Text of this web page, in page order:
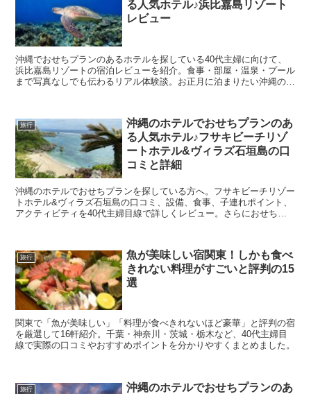
る人気ホテル♪浜比嘉島リゾート
レビュー
沖縄でおせちプランのあるホテルを探している40代主婦に向けて、
浜比嘉島リゾートの宿泊レビューを紹介。食事・部屋・温泉・プール
まで写真なしでも伝わるリアル体験談。お正月に泊まりたい沖縄の人
旅行
沖縄のホテルでおせちプランのあ
る人気ホテル♪フサキビーチリゾ
ートホテル&ヴィラズ石垣島の口
コミと詳細
沖縄のホテルでおせちプランを探している方へ。フサキビーチリゾー
トホテル&ヴィラズ石垣島の口コミ、設備、食事、子連れポイント、
アクティビティを40代主婦目線で詳しくレビュー。さらにおせちプ
旅行
魚が美味しい宿関東！しかも食べ
きれない料理がすごいと評判の15
選
関東で「魚が美味しい」「料理が食べきれないほど豪華」と評判の宿
を厳選して16軒紹介。千葉・神奈川・茨城・栃木など、40代主婦目
線で実際の口コミやおすすめポイントを分かりやすくまとめました。
旅行
沖縄のホテルでおせちプランのあ